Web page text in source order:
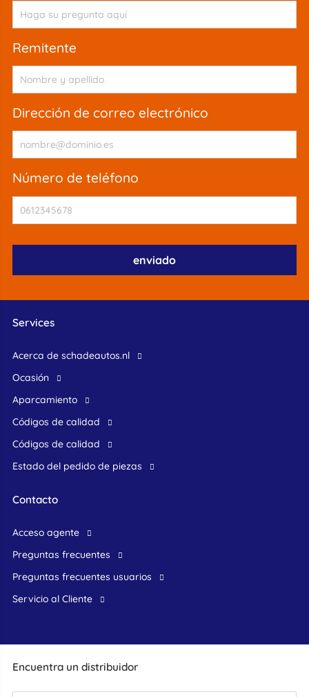
remitente
dirección de correo electrónico
número de teléfono
Encuentra un distribuidor
Services
Acerca de schadeautos.nl
ocasión
Aparcamiento
Códigos de calidad
Códigos de calidad
Estado del pedido de piezas
Contacto
acceso agente
preguntas frecuentes
preguntas frecuentes usuarios
Servicio al Cliente